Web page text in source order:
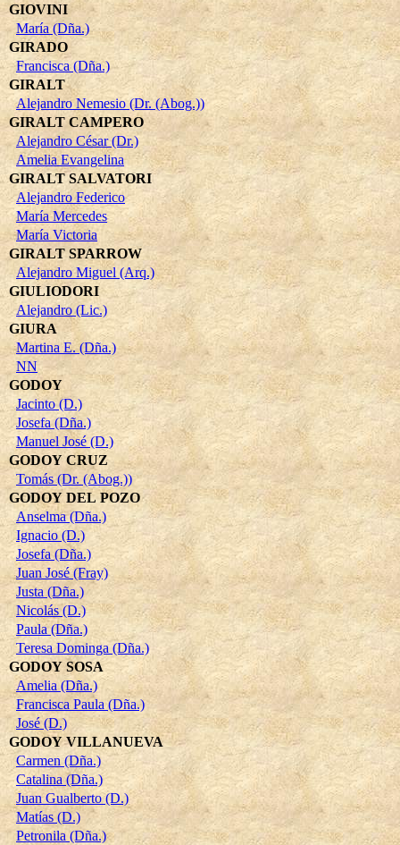
GIOVINI
María (Dña.)
GIRADO
Francisca (Dña.)
GIRALT
Alejandro Nemesio (Dr. (Abog.))
GIRALT CAMPERO
Alejandro César (Dr.)
Amelia Evangelina
GIRALT SALVATORI
Alejandro Federico
María Mercedes
María Victoria
GIRALT SPARROW
Alejandro Miguel (Arq.)
GIULIODORI
Alejandro (Lic.)
GIURA
Martina E. (Dña.)
NN
GODOY
Jacinto (D.)
Josefa (Dña.)
Manuel José (D.)
GODOY CRUZ
Tomás (Dr. (Abog.))
GODOY DEL POZO
Anselma (Dña.)
Ignacio (D.)
Josefa (Dña.)
Juan José (Fray)
Justa (Dña.)
Nicolás (D.)
Paula (Dña.)
Teresa Dominga (Dña.)
GODOY SOSA
Amelia (Dña.)
Francisca Paula (Dña.)
José (D.)
GODOY VILLANUEVA
Carmen (Dña.)
Catalina (Dña.)
Juan Gualberto (D.)
Matías (D.)
Petronila (Dña.)